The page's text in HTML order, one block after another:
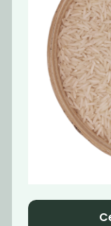
Rýže
/ Kg